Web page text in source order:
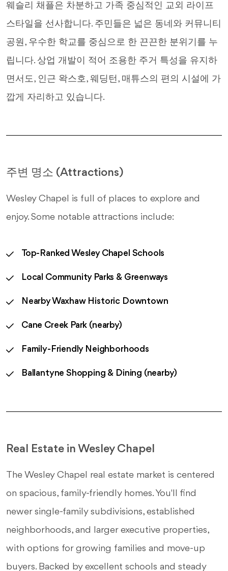
웨슬리 채플은 차분하고 가족 중심적인 교외 라이프
스타일을 선사합니다. 주민들은 넓은 동네와 커뮤니티
공원, 우수한 학교를 중심으로 한 끈끈한 분위기를 누
립니다. 상업 개발이 적어 조용한 주거 특성을 유지하
면서도, 인근 왁스호, 웨딩턴, 매튜스의 편의 시설에 가
깝게 자리하고 있습니다.
주변 명소 (Attractions)
Wesley Chapel is full of places to explore and
enjoy. Some notable attractions include:
Top-Ranked Wesley Chapel Schools
Local Community Parks & Greenways
Nearby Waxhaw Historic Downtown
Cane Creek Park (nearby)
Family-Friendly Neighborhoods
Ballantyne Shopping & Dining (nearby)
Real Estate in Wesley Chapel
The Wesley Chapel real estate market is centered
on spacious, family-friendly homes. You'll find
newer single-family subdivisions, established
neighborhoods, and larger executive properties,
with options for growing families and move-up
buyers. Backed by excellent schools and steady